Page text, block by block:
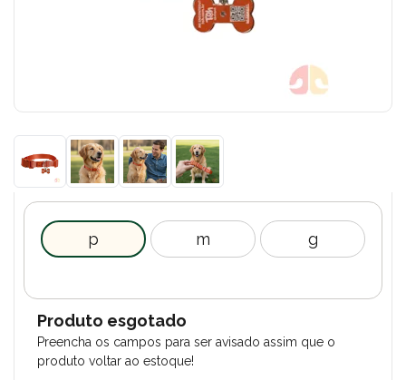
p m g
Produto esgotado
Preencha os campos para ser avisado assim que o
produto voltar ao estoque!